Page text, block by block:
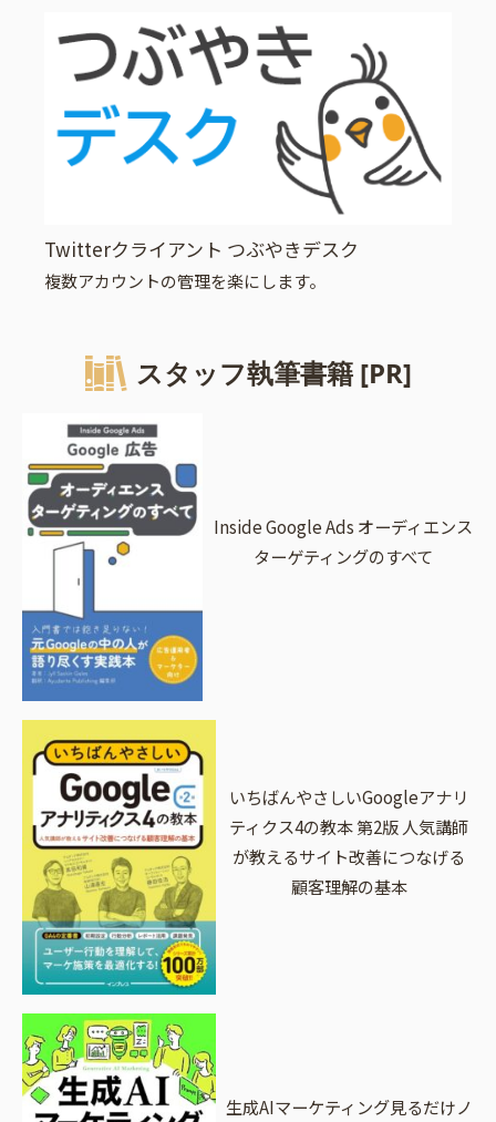
Twitterクライアント つぶやきデスク
複数アカウントの管理を楽にします。
スタッフ執筆書籍 [PR]
Inside Google Ads オーディエンス
ターゲティングのすべて
いちばんやさしいGoogleアナリ
ティクス4の教本 第2版 人気講師
が教えるサイト改善につなげる
顧客理解の基本
生成AIマーケティング見るだけノ